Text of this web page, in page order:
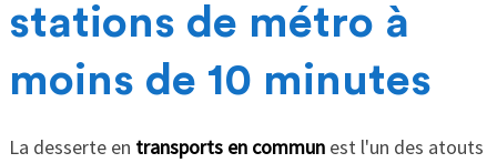
stations de métro à
moins de 10 minutes
La desserte en transports en communest l'un des atouts